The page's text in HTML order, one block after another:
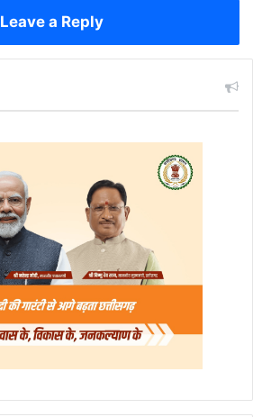
Leave a Reply